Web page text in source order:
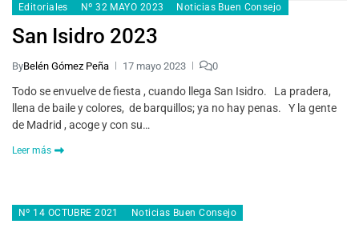
Editoriales Nº 32 MAYO 2023 Noticias Buen Consejo
San Isidro 2023
ByBelén Gómez Peña 17 mayo 2023 0
Todo se envuelve de fiesta , cuando llega San Isidro. La pradera,
llena de baile y colores, de barquillos; ya no hay penas. Y la gente
de Madrid , acoge y con su…
Leer más
Nº 14 OCTUBRE 2021 Noticias Buen Consejo